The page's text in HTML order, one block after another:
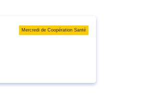
Mercredi de Coopération Santé